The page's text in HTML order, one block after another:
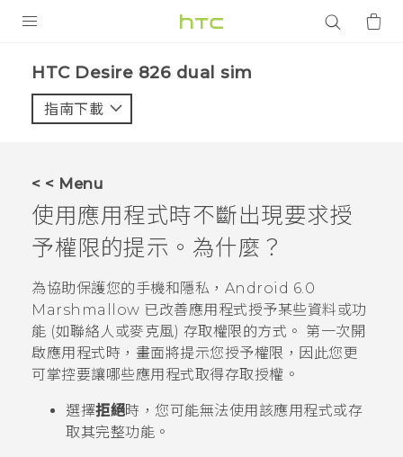
VIVE
VIVERSE
應用程式
支援服務
登入
HTC Desire 826 dual sim‎
指南下載
< < Menu
使用應用程式時不斷出現要求授
予權限的提示。為什麼？
為協助保護您的手機和隱私， Android 6.0
Marshmallow 已改善應用程式授予某些資料或功
能 (如聯絡人或麥克風) 存取權限的方式。 第一次開
啟應用程式時，畫面將提示您授予權限，因此您更
可掌控要讓哪些應用程式取得存取授權。
選擇拒絕時，您可能無法使用該應用程式或存
取其完整功能。